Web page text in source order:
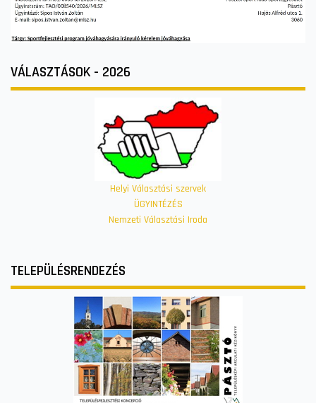
VÁLASZTÁSOK - 2026
Helyi Választási szervek
ÜGYINTÉZÉS
Nemzeti Választási Iroda
TELEPÜLÉSRENDEZÉS